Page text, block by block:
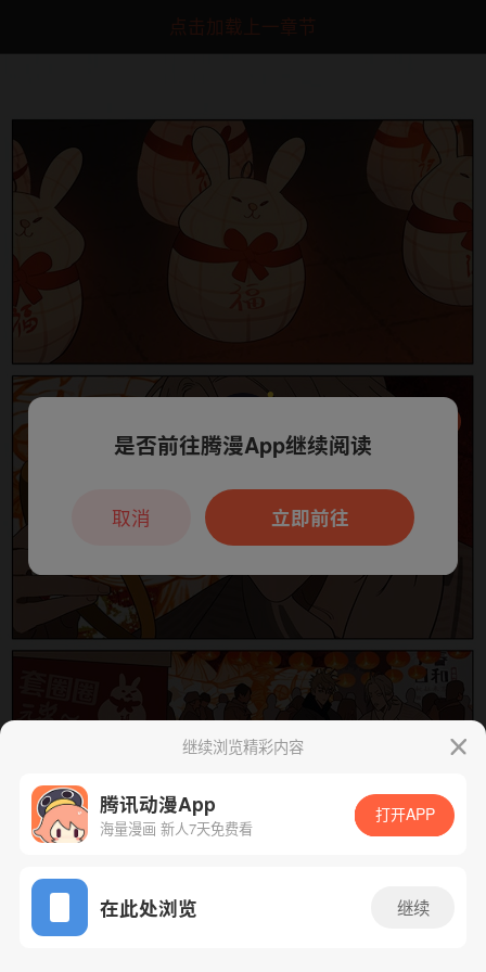
点击加载上一章节
App免费看
下一话 腾漫App免费看
继续浏览精彩内容
腾讯动漫App
海量漫画 新人7天免费看
打开APP
在此处浏览 继续
本章节仅支持App阅读，可打开App新用
户7天免费看
是否前往腾漫App继续阅读
立即前往
取消